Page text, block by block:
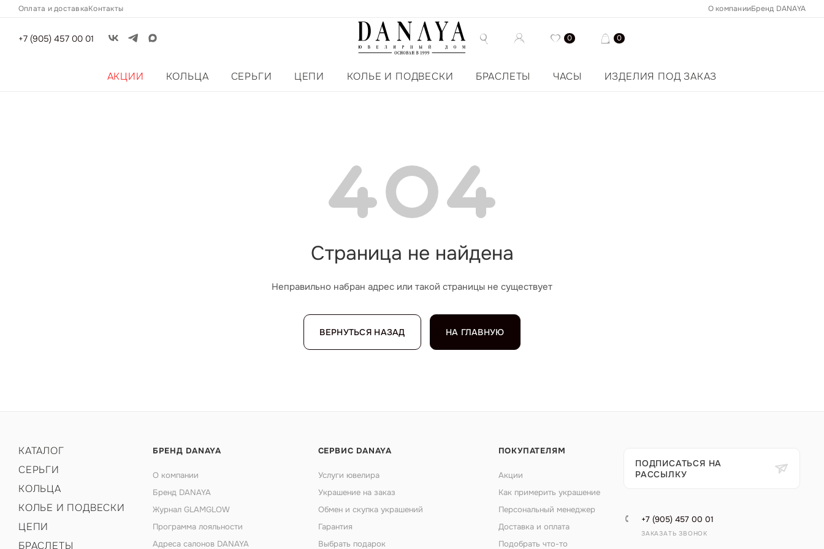
Оплата и доставкаКонтакты О компанииБренд DANAYA
+7 (905) 457 00 01 0 0
АКЦИИ КОЛЬЦА СЕРЬГИ ЦЕПИ КОЛЬЕ И ПОДВЕСКИ БРАСЛЕТЫ ЧАСЫ ИЗДЕЛИЯ ПОД ЗАКАЗ
Страница не найдена
Неправильно набран адрес или такой страницы не существует
ВЕРНУТЬСЯ НАЗАД НА ГЛАВНУЮ
КАТАЛОГ
СЕРЬГИ
КОЛЬЦА
КОЛЬЕ И ПОДВЕСКИ
ЦЕПИ
БРАСЛЕТЫ
БРЕНД DANAYA
О компании
Бренд DANAYA
Журнал GLAMGLOW
Программа лояльности
Адреса салонов DANAYA
СЕРВИС DANAYA
Услуги ювелира
Украшение на заказ
Обмен и скупка украшений
Гарантия
Выбрать подарок
ПОКУПАТЕЛЯМ
Акции
Как примерить украшение
Персональный менеджер
Доставка и оплата
Подобрать что-то
ПОДПИСАТЬСЯ НА
РАССЫЛКУ
+7 (905) 457 00 01
ЗАКАЗАТЬ ЗВОНОК